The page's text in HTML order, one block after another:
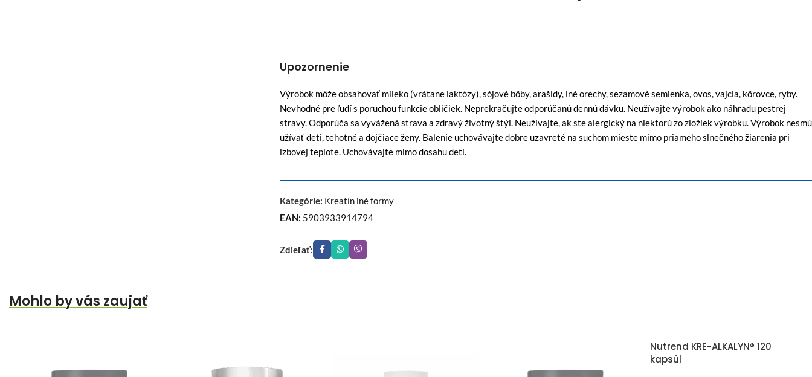
Upozornenie
Výrobok môže obsahovať mlieko (vrátane laktózy), sójové bôby, arašidy, iné orechy, sezamové semienka, ovos, vajcia, kôrovce, ryby.
Nevhodné pre ľudí s poruchou funkcie obličiek. Neprekračujte odporúčanú dennú dávku. Neužívajte výrobok ako náhradu pestrej
stravy. Odporúča sa vyvážená strava a zdravý životný štýl. Neužívajte, ak ste alergický na niektorú zo zložiek výrobku. Výrobok nesmú
užívať deti, tehotné a dojčiace ženy. Balenie uchovávajte dobre uzavreté na suchom mieste mimo priameho slnečného žiarenia pri
izbovej teplote. Uchovávajte mimo dosahu detí.
Kategórie: Kreatín iné formy
EAN: 5903933914794
Zdieľať:
Mohlo by vás zaujať
Nutrend KRE-ALKALYN® 120
kapsúl